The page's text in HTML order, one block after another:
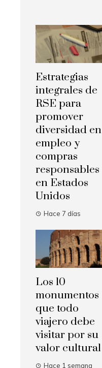
Estrategias
integrales de
RSE para
promover
diversidad en
empleo y
compras
responsables
en Estados
Unidos
Hace 7 días
Los 10
monumentos
que todo
viajero debe
visitar por su
valor cultural
Hace 1 semana